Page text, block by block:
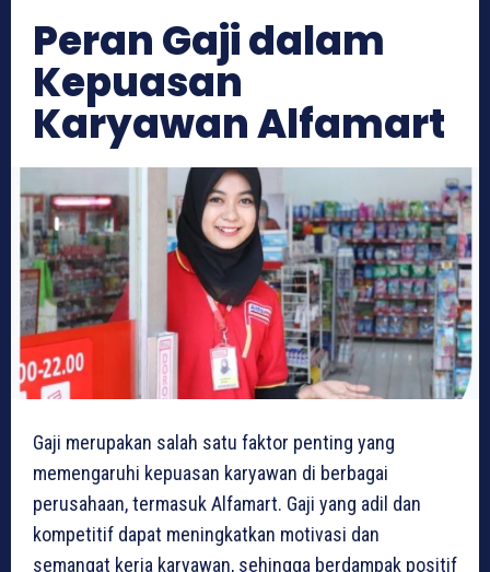
Peran Gaji dalam
Kepuasan
Karyawan Alfamart
Gaji merupakan salah satu faktor penting yang
memengaruhi kepuasan karyawan di berbagai
perusahaan, termasuk Alfamart. Gaji yang adil dan
kompetitif dapat meningkatkan motivasi dan
semangat kerja karyawan, sehingga berdampak positif